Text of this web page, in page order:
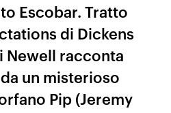
Escobar. Tratto
di Dickens
Newell racconta
un misterioso
Pip (Jeremy